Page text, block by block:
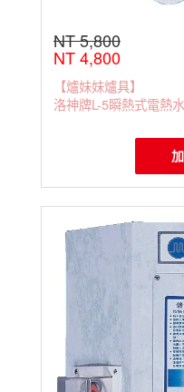
NT 5,800
NT 4,800
【爐妹妹爐具】
洛神牌L-5瞬熱式電熱